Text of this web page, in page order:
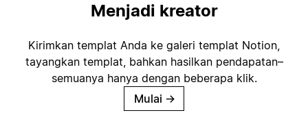
Menjadi kreator
Kirimkan templat Anda ke galeri templat Notion,
tayangkan templat, bahkan hasilkan pendapatan–
semuanya hanya dengan beberapa klik.
Mulai →